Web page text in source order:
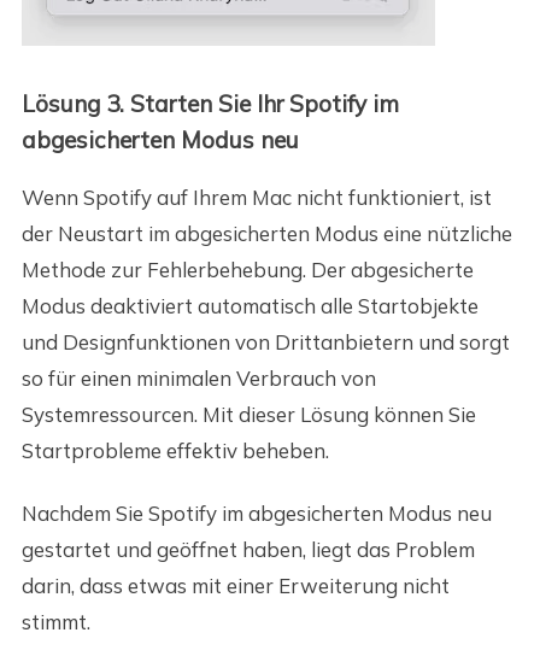
Lösung 3. Starten Sie Ihr Spotify im
abgesicherten Modus neu
Wenn Spotify auf Ihrem Mac nicht funktioniert, ist
der Neustart im abgesicherten Modus eine nützliche
Methode zur Fehlerbehebung. Der abgesicherte
Modus deaktiviert automatisch alle Startobjekte
und Designfunktionen von Drittanbietern und sorgt
so für einen minimalen Verbrauch von
Systemressourcen. Mit dieser Lösung können Sie
Startprobleme effektiv beheben.
Nachdem Sie Spotify im abgesicherten Modus neu
gestartet und geöffnet haben, liegt das Problem
darin, dass etwas mit einer Erweiterung nicht
stimmt.